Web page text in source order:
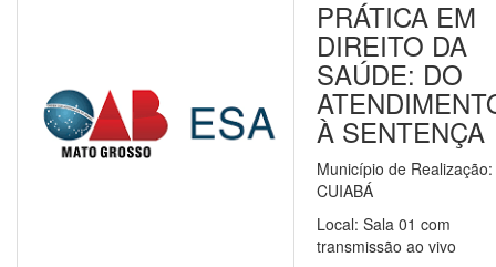
PRÁTICA EM
DIREITO DA
SAÚDE: DO
À SENTENÇA
Município de Realização:
CUIABÁ
Local: Sala 01 com
transmissão ao vivo